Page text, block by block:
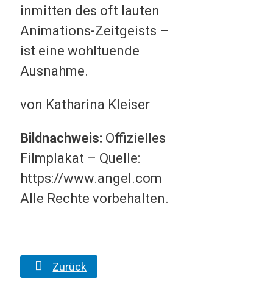
inmitten des oft lauten
Animations-Zeitgeists –
ist eine wohltuende
Ausnahme.
von Katharina Kleiser
Bildnachweis: Offizielles
Filmplakat – Quelle:
https://www.angel.com
Alle Rechte vorbehalten.
Zurück